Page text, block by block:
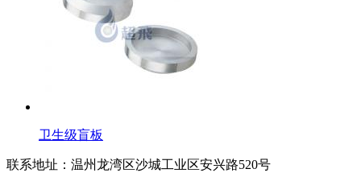
卫生级盲板
联系地址： 温州龙湾区沙城工业区安兴路520号